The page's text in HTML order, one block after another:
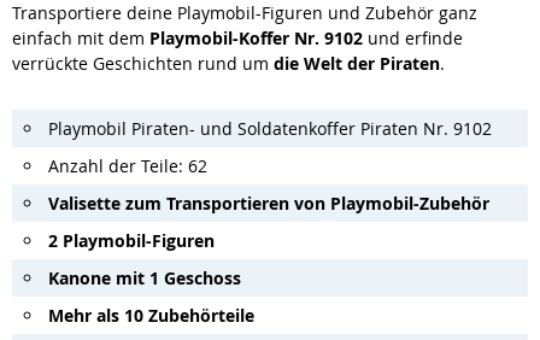
Transportiere deine Playmobil-Figuren und Zubehör ganz
einfach mit dem Playmobil-Koffer Nr. 9102 und erfinde
verrückte Geschichten rund um die Welt der Piraten.
Playmobil Piraten- und Soldatenkoffer Piraten Nr. 9102
Anzahl der Teile: 62
Valisette zum Transportieren von Playmobil-Zubehör
2 Playmobil-Figuren
Kanone mit 1 Geschoss
Mehr als 10 Zubehörteile